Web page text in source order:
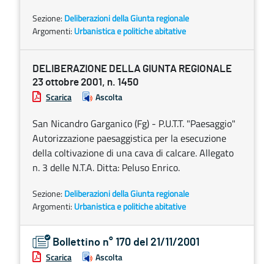
Sezione: Deliberazioni della Giunta regionale
Argomenti: Urbanistica e politiche abitative
DELIBERAZIONE DELLA GIUNTA REGIONALE
23 ottobre 2001, n. 1450
Scarica Ascolta
San Nicandro Garganico (Fg) - P.U.T.T. "Paesaggio"
Autorizzazione paesaggistica per la esecuzione
della coltivazione di una cava di calcare. Allegato
n. 3 delle N.T.A. Ditta: Peluso Enrico.
Sezione: Deliberazioni della Giunta regionale
Argomenti: Urbanistica e politiche abitative
Bollettino n° 170 del 21/11/2001
Scarica Ascolta